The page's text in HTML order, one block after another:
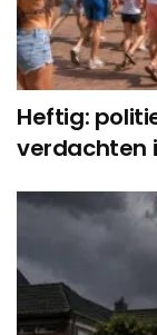
Heftig:
verdachten